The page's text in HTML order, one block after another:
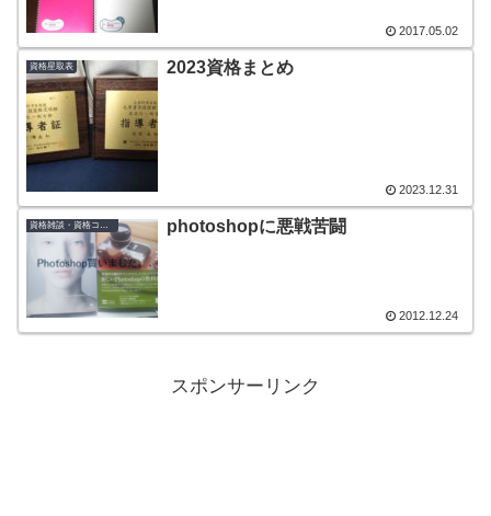
2017.05.02
資格星取表 2023資格まとめ
2023.12.31
photoshopに悪戦苦闘
2012.12.24
スポンサーリンク